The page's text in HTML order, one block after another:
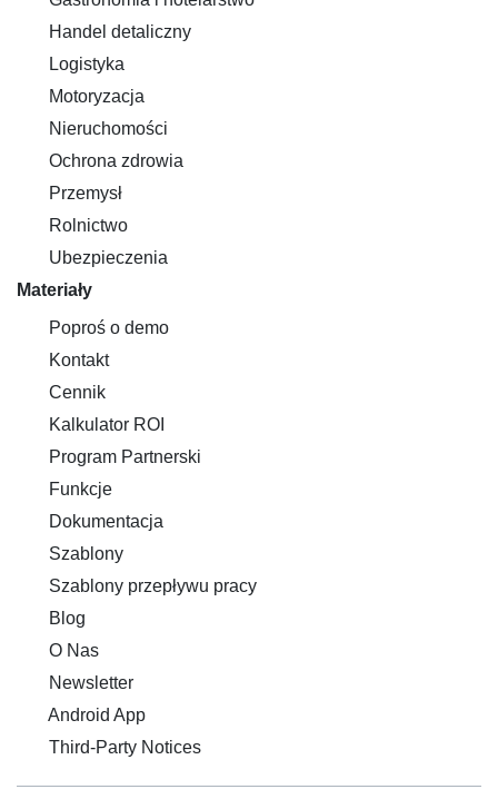
Handel detaliczny
Logistyka
Motoryzacja
Nieruchomości
Ochrona zdrowia
Przemysł
Rolnictwo
Ubezpieczenia
Materiały
Poproś o demo
Kontakt
Cennik
Kalkulator ROI
Program Partnerski
Funkcje
Dokumentacja
Szablony
Szablony przepływu pracy
Blog
O Nas
Newsletter
Android App
Third-Party Notices